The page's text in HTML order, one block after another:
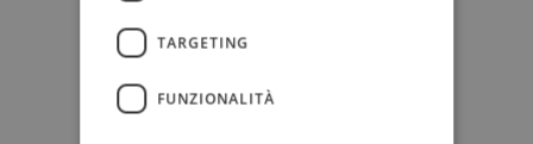
pacchetti possono essere acquistati
anche da clienti che non fanno parte
dell’hotel. Le suites, proprio grazie alla
TARGETING
FUNZIONALITÀ